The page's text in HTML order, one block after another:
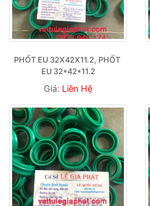
PHỐT EU 32X42X11.2, PHỐT
EU 32*42*11.2
Giá: Liên Hệ